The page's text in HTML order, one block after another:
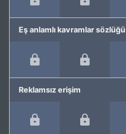
Eş anlamlı kavramlar sözlüğü
Reklamsız erişim